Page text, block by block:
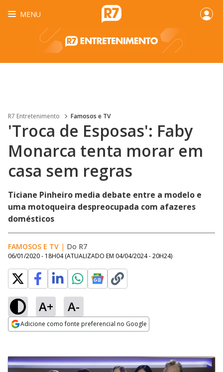
MENU
R7 Entretenimento Famosos e TV
'Troca de Esposas': Faby
Monarca tenta morar em
casa sem regras
Ticiane Pinheiro media debate entre a modelo e
uma motoqueira despreocupada com afazeres
domésticos
FAMOSOS E TV | Do R7
06/01/2020 - 18H04 (ATUALIZADO EM 04/04/2024 - 20H24)
A+ A-
Adicione como fonte preferencial no Google